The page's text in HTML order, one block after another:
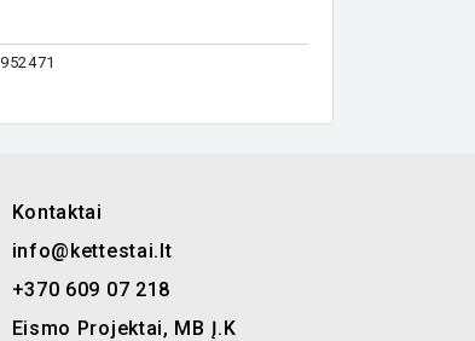
Kontaktai
info@kettestai.lt
+370 609 07 218
Eismo Projektai, MB Į.K